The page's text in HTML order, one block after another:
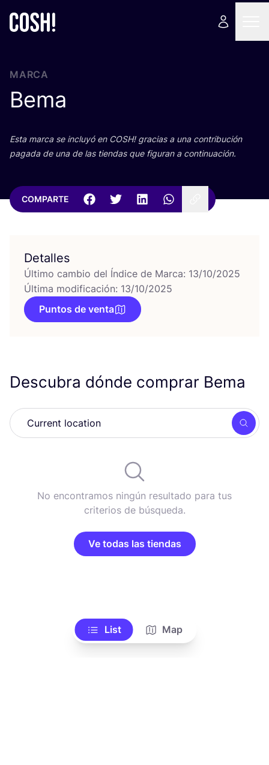
MARCA
Bema
Esta mar­ca se inclu­yó en COSH! gra­cias a una con­tri­bu­ción
paga­da de una de las tien­das que figu­ran a continuación.
COMPARTE
Detalles
Último cambio del Índice de Marca: 13/10/2025
Última modificación: 13/10/2025
Puntos de venta
Descubra dónde comprar Bema
No encontramos ningún resultado para tus
criterios de búsqueda.
Ve todas las tiendas
List Map